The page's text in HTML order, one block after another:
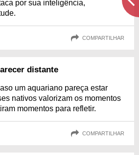
por sua inteligência,
COMPARTILHAR
distante
um aquariano pareça estar
nativos valorizam os momentos
momentos para refletir.
COMPARTILHAR